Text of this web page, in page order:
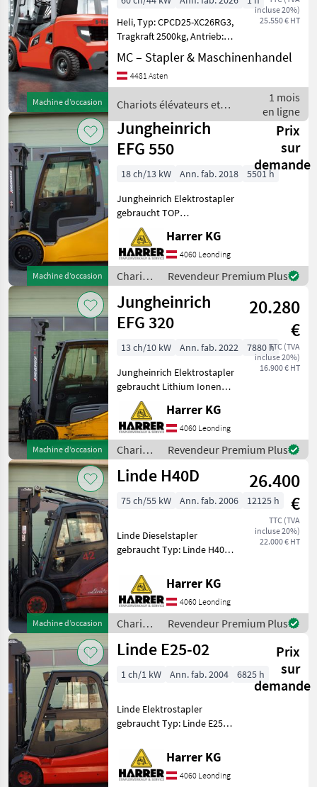
Machine d’occasion
NEU
incluse 20%)
25.550 € HT
Heli, Typ: CPCD25-XC26RG3,
Tragkraft 2500kg, Antrieb:
Diesel Frontgabel-Stapler,
Motor: XINCHAI, 3 Zylinder,
44KW, Baujahr: 2025/26,
MC – Stapler & Maschinenhandel
4481 Asten
Chariots élévateurs et
techniques de stockage /
Heli
1 mois
en ligne
Machine d’occasion
Jungheinrich
EFG 550
Prix
sur
demande
18 ch/13 kW Ann. fab. 2018
5501 h
Jungheinrich Elektrostapler
gebraucht TOP
Ausstattung!! Wenig
Betriebsstunden!! Typ:
Jungheinrich EFG 550
Nenntragfähigkeit: 5000 kg -
Triplex Mast - Bau
Harrer KG
4060 Leonding
Chariots
élévateurs
et
techniques
de
stockage
Jungheinrich
Revendeur Premium Plus
Machine d’occasion
Jungheinrich
EFG 320
20.280
€
TTC (TVA
incluse 20%)
16.900 € HT
13 ch/10 kW Ann. fab. 2022
7880 h
Jungheinrich Elektrostapler
gebraucht Lithium Ionen
Batterie!! Typ: Jungheinrich
EFG 320 Nenntragfähigkeit:
2000 kg - Triplex Mast -
Bauhöhe: 2400 mm - V
Harrer KG
4060 Leonding
Chariots
élévateurs
et
de
/
Jungheinrich
Revendeur Premium Plus
Machine d’occasion
Linde H40D
26.400
€
TTC (TVA
incluse 20%)
22.000 € HT
75 ch/55 kW Ann. fab. 2006 12125 h
Linde Dieselstapler
gebraucht Typ: Linde H40D
Duplex Mast - Bauhöhe:
2720 mm - Vollkabine inkl.
Heizung - Hubhöhe: 3700
mm
Harrer KG
4060 Leonding
Chariots
élévateurs
et
de
/ Linde
Revendeur Premium Plus
Linde E25-02
Prix
sur
demande
1 ch/1 kW Ann. fab. 2004 6825 h
Linde Elektrostapler
gebraucht Typ: Linde E25-
2600 mm - Vollkabine inkl.
Heizung - Hubhöhe: 5950
Harrer KG
4060 Leonding